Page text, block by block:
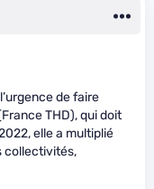
de faire
THD), qui doit
elle a multiplié
collectivités,